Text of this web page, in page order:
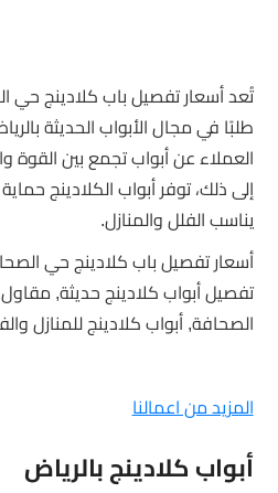
تُعد أسعار تفصيل باب كلادينج حي
طلبًا في مجال الأبواب الحديثة
العملاء عن أبواب تجمع بين القوة
إلى ذلك، توفر أبواب الكلادينج
يناسب الفلل والمنازل.
أسعار تفصيل باب كلادينج حي
تفصيل أبواب كلادينج حديثة,
الصحافة, أبواب كلادينج للمنازل
المزيد من اعمالنا
أبواب كلادينج بالرياض